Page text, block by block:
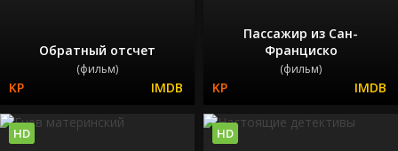
Обратный отсчет
(фильм)
Пассажир из Сан-
Франциско
(фильм)
HD HD